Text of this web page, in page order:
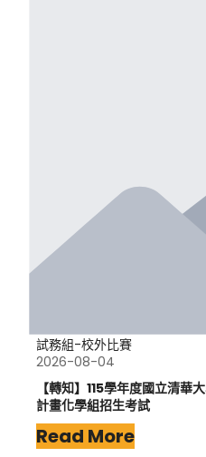
試務組-校外比賽
2026-08-04
【轉知】115學年度國立清華
計畫化學組招生考試
Read More